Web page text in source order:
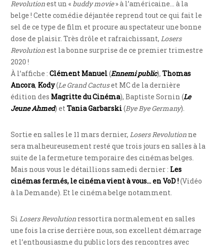
Revolutionest un « buddy movie» à l’américaine… à la
belge ! Cette comédie déjantée reprend tout ce qui fait le
sel de ce type de film et procure au spectateur une bonne
dose de plaisir. Très drôle et rafraichissant, Losers
Revolutionest la bonne surprise de ce premier trimestre
2020 !
À l’affiche :Clément Manuel(Ennemi public),Thomas
Ancora, Kody(Le Grand Cactuset MC de la dernière
édition des Magritte du Cinéma), Baptiste Sornin (Le
Jeune Ahmed) etTania Garbarski(Bye Bye Germany).
Sortie en salles le 11 mars dernier, Losers Revolution ne
sera malheureusement resté que trois jours en salles à la
suite de la fermeture temporaire des cinémas belges.
Mais nous vous le détaillions samedi dernier : Les
cinémas fermés, le cinéma vient à vous… en VoD !(Vidéo
à la Demande). Et le cinéma belge notamment.
Si Losers Revolution ressortira normalement en salles
une fois la crise derrière nous, son excellent démarrage
et l’enthousiasme du public lors des rencontres avec